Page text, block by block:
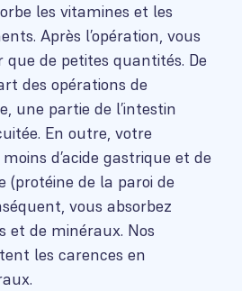
les vitamines et les
Après l’opération, vous
de petites quantités. De
des opérations de
une partie de l’intestin
En outre, votre
d’acide gastrique et de
(protéine de la paroi de
vous absorbez
et de minéraux. Nos
les carences en